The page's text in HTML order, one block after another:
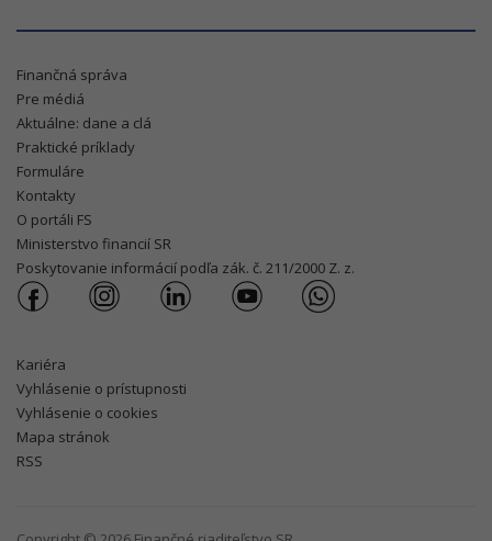
Finančná správa
Pre médiá
Aktuálne: dane a clá
Praktické príklady
Formuláre
Kontakty
O portáli FS
Ministerstvo financií SR
Poskytovanie informácií podľa zák. č. 211/2000 Z. z.
Kariéra
Vyhlásenie o prístupnosti
Vyhlásenie o cookies
Mapa stránok
RSS